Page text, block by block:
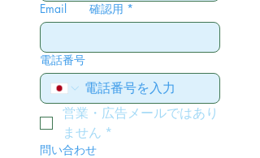
Email 確認用 *
電話番号
営業・広告メールではあり
ません *
問い合わせ